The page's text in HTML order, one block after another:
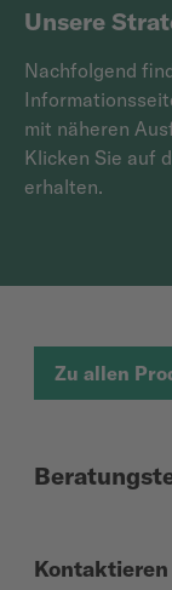
Unsere
Nachfolgend
mit näheren
Klicken Sie auf
erhalten.
Zu allen
Kontaktieren